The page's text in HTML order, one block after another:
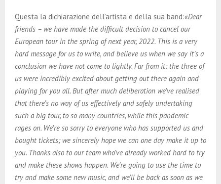
Questa la dichiarazione dell’artista e della sua band:«Dear
friends – we have made the difficult decision to cancel our
European tour in the spring of next year, 2022. This is a very
hard message for us to write, and believe us when we say it’s a
conclusion we have not come to lightly. Far from it: the three of
us were incredibly excited about getting out there again and
playing for you all. But after much deliberation we’ve realised
that there’s no way of us effectively and safely undertaking
such a big tour, to so many countries, while this pandemic
rages on. We’re so sorry to everyone who has supported us and
bought tickets; we sincerely hope we can one day make it up to
you. Thanks also to our team who’ve already worked hard to try
and make these shows happen. We’re going to use the time to
try and make some new music, and we’ll be back as soon as we